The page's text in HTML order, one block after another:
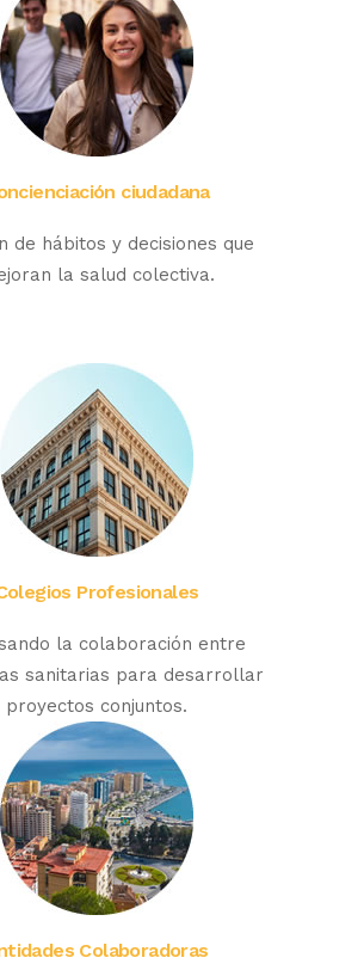
ciudadana
de hábitos y decisiones que
la salud colectiva.
Profesionales
la colaboración entre
sanitarias para desarrollar
proyectos conjuntos.
Colaboradoras